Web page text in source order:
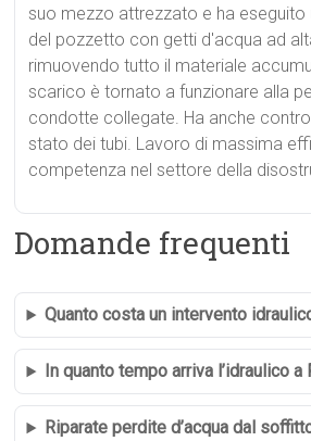
suo mezzo attrezzato e ha eseguito
del pozzetto con getti d'acqua ad
rimuovendo tutto il materiale
scarico è tornato a funzionare alla
condotte collegate. Ha anche
stato dei tubi. Lavoro di massima
competenza nel settore della
Domande frequenti
Quanto costa un intervento
In quanto tempo arriva l’idraulico a
Riparate perdite d’acqua dal